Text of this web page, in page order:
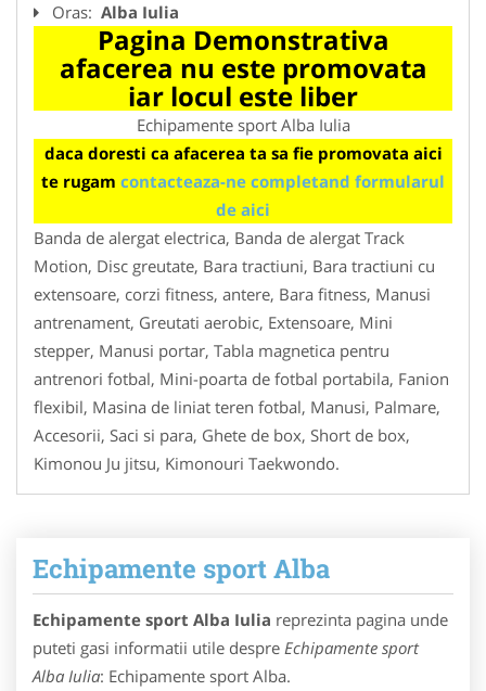
Oras: Alba Iulia
Pagina Demonstrativa
afacerea nu este promovata
iar locul este liber
Echipamente sport Alba Iulia
daca doresti ca afacerea ta sa fie promovata aici
te rugam contacteaza-ne completand formularul
de aici
Banda de alergat electrica, Banda de alergat Track
Motion, Disc greutate, Bara tractiuni, Bara tractiuni cu
extensoare, corzi fitness, antere, Bara fitness, Manusi
antrenament, Greutati aerobic, Extensoare, Mini
stepper, Manusi portar, Tabla magnetica pentru
antrenori fotbal, Mini-poarta de fotbal portabila, Fanion
flexibil, Masina de liniat teren fotbal, Manusi, Palmare,
Accesorii, Saci si para, Ghete de box, Short de box,
Kimonou Ju jitsu, Kimonouri Taekwondo.
Echipamente sport Alba
Echipamente sport Alba Iulia reprezinta pagina unde
puteti gasi informatii utile despre Echipamente sport
Alba Iulia: Echipamente sport Alba.